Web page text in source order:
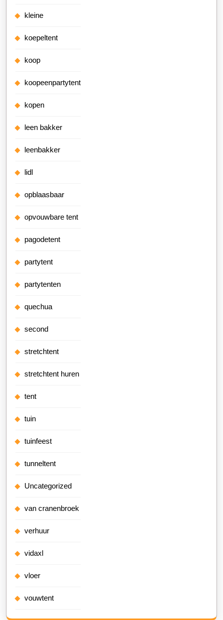
kleine
koepeltent
koop
koopeenpartytent
kopen
leen bakker
leenbakker
lidl
opblaasbaar
opvouwbare tent
pagodetent
partytent
partytenten
quechua
second
stretchtent
stretchtent huren
tent
tuin
tuinfeest
tunneltent
Uncategorized
van cranenbroek
verhuur
vidaxl
vloer
vouwtent